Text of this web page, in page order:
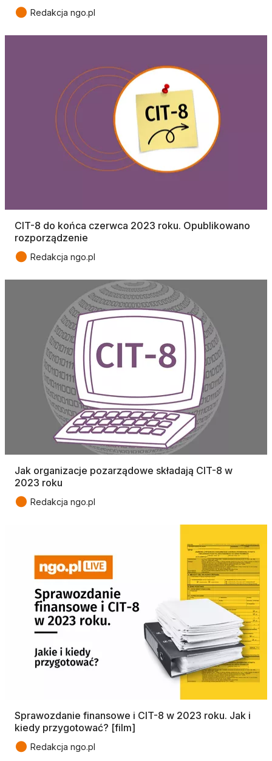
● Redakcja ngo.pl
CIT-8 do końca czerwca 2023 roku. Opublikowano
rozporządzenie
● Redakcja ngo.pl
Jak organizacje pozarządowe składają CIT-8 w
2023 roku
● Redakcja ngo.pl
Sprawozdanie finansowe i CIT-8 w 2023 roku. Jak i
kiedy przygotować? [film]
● Redakcja ngo.pl